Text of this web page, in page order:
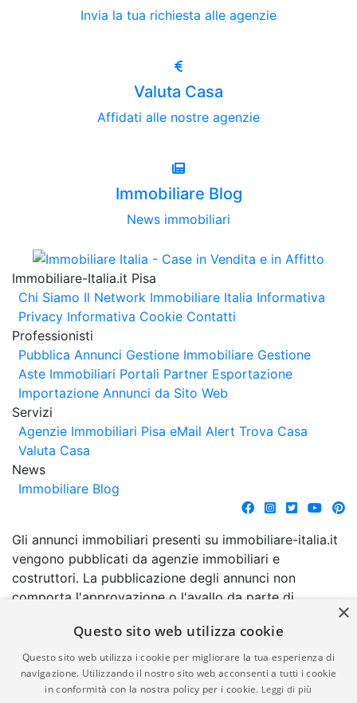
Invia la tua richiesta alle agenzie
Valuta Casa
Affidati alle nostre agenzie
Immobiliare Blog
News immobiliari
Immobiliare-Italia.it Pisa
Chi Siamo Il Network Immobiliare Italia Informativa
Privacy Informativa Cookie Contatti
Professionisti
Pubblica Annunci Gestione Immobiliare Gestione
Aste Immobiliari Portali Partner Esportazione
Importazione Annunci da Sito Web
Servizi
Agenzie Immobiliari Pisa eMail Alert Trova Casa
Valuta Casa
News
Immobiliare Blog
Gli annunci immobiliari presenti su immobiliare-italia.it
vengono pubblicati da agenzie immobiliari e
costruttori. La pubblicazione degli annunci non
comporta l'approvazione o l'avallo da parte di
garanzia da parte di quest'ultima. immobiliare-italia.it
quindi non è responsabile della veridicità, della
correttezza, della completezza, della normativa in
materia di privacy e/o di alcun altro aspetto dei
×
Questo sito web utilizza cookie
Questo sito web utilizza i cookie per migliorare la tua esperienza di
navigazione. Utilizzando il nostro sito web acconsenti a tutti i cookie
in conformità con la nostra policy per i cookie. Leggi di più